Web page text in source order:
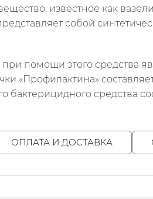
известное как
собой
при помощи этого средства
«Профилактина»
бактерицидного средства
ОПЛАТА И ДОСТАВКА